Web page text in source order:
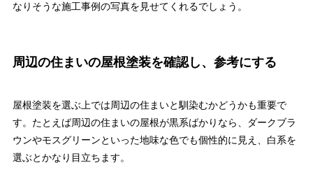
なりそうな施工事例の写真を見せてくれるでしょう。
周辺の住まいの屋根塗装を確認し、参考にする
屋根塗装を選ぶ上では周辺の住まいと馴染むかどうかも重要で
す。たとえば周辺の住まいの屋根が黒系ばかりなら、ダークブラ
ウンやモスグリーンといった地味な色でも個性的に見え、白系を
選ぶとかなり目立ちます。